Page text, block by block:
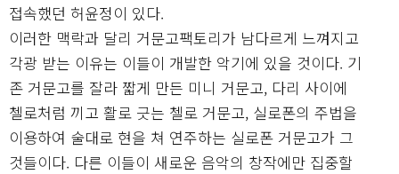
접속했던 허윤정이 있다.
이러한 맥락과 달리 거문고팩토리가 남다르게 느껴지고
각광 받는 이유는 이들이 개발한 악기에 있을 것이다. 기
존 거문고를 잘라 짧게 만든 미니 거문고, 다리 사이에
첼로처럼 끼고 활로 긋는 첼로 거문고, 실로폰의 주법을
이용하여 술대로 현을 쳐 연주하는 실로폰 거문고가 그
것들이다. 다른 이들이 새로운 음악의 창작에만 집중할